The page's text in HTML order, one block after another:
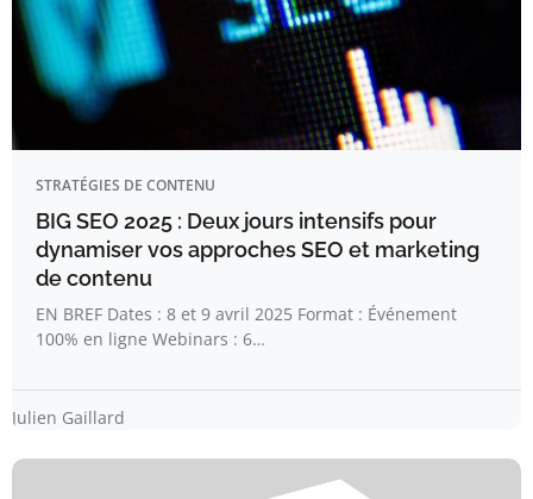
STRATÉGIES DE CONTENU
BIG SEO 2025 : Deux jours intensifs pour
dynamiser vos approches SEO et marketing
de contenu
EN BREF Dates : 8 et 9 avril 2025 Format : Événement
100% en ligne Webinars : 6…
Julien Gaillard